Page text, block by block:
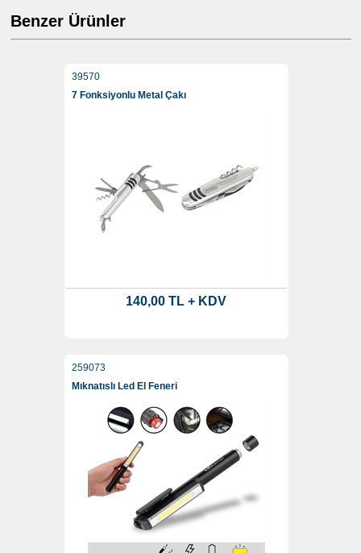
Benzer Ürünler
39570
7 Fonksiyonlu Metal Çakı
140,00 TL + KDV
259073
Mıknatıslı Led El Feneri